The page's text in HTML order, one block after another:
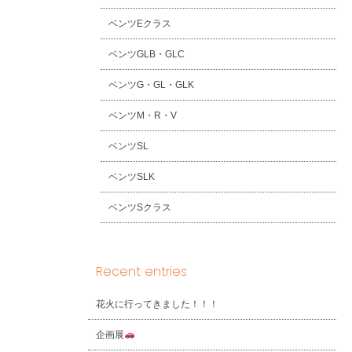
ベンツEクラス
ベンツGLB・GLC
ベンツG・GL・GLK
ベンツM・R・V
ベンツSL
ベンツSLK
ベンツSクラス
Recent entries
花火に行ってきました！！！
企画展